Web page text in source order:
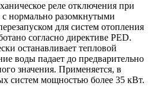
реле отключения при
нормально разомкнутыми
для систем отопления
согласно директиве PED.
останавливает тепловой
воды падает до предварительно
значения. Применяется, в
систем мощностью более 35 кВт.